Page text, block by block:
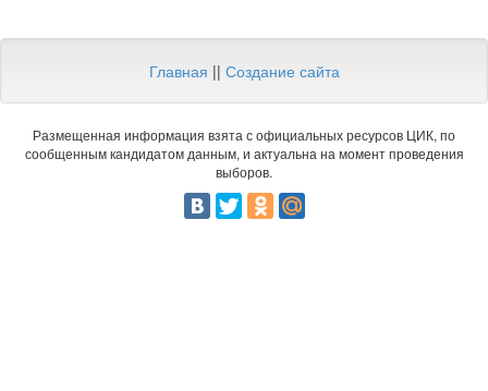
Главная || Создание сайта
Размещенная информация взята с официальных ресурсов ЦИК, по
сообщенным кандидатом данным, и актуальна на момент проведения
выборов.